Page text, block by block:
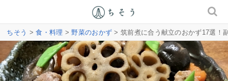
ちそう >食・料理 >野菜のおかず > 筑前煮に合う献立のおかず17選！